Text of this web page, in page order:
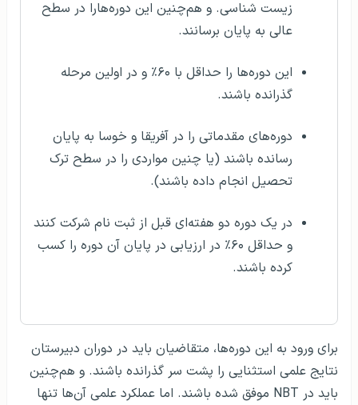
زیست شناسی. و هم‌چنین این دوره‌هارا در سطح
عالی به پایان برسانند.
این دوره‌ها را حداقل با ۶۰٪ و در اولین مرحله
گذرانده باشند.
دوره‌های مقدماتی را در آفریقا و خوسا به پایان
رسانده باشند (یا چنین مواردی را در سطح ترک
تحصیل انجام داده باشند).
در یک دوره دو هفته‌ای قبل از ثبت نام شرکت کنند
و حداقل ۶۰٪ در ارزیابی در پایان آن دوره را کسب
کرده باشند.
برای ورود به این دوره‌ها، متقاضیان باید در دوران دبیرستان
نتایج علمی استثنایی را پشت سر گذرانده باشند. و هم‌چنین
باید در NBT موفق شده باشند. اما عملکرد علمی آن‌ها تنها